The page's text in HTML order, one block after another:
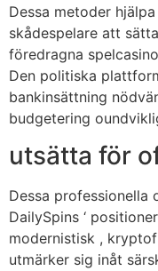
Dessa metoder
skådespelare att
föredragna
Den politiska
bankinsättning
budgetering
utsätta för
Dessa professionella
DailySpins ‘
modernistisk ,
utmärker sig inåt